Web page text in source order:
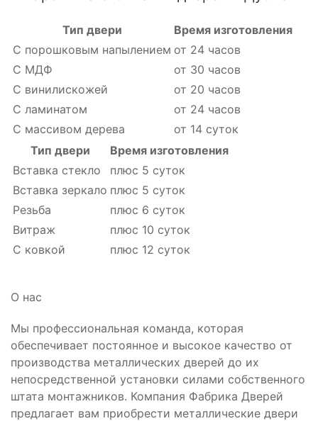
Тип двери
Время изготовления
С порошковым напылением от 24 часов
С МДФ
от 30 часов
С винилискожей
от 20 часов
С ламинатом
от 24 часов
С массивом дерева
от 14 суток
Тип двери
Время изготовления
Вставка стекло
плюс 5 суток
Вставка зеркало плюс 5 суток
Резьба
плюс 6 суток
Витраж
плюс 10 суток
С ковкой
плюс 12 суток
О нас
Мы профессиональная команда, которая
обеспечивает постоянное и высокое качество от
производства металлических дверей до их
непосредственной установки силами собственного
штата монтажников. Компания Фабрика Дверей
предлагает вам приобрести металлические двери